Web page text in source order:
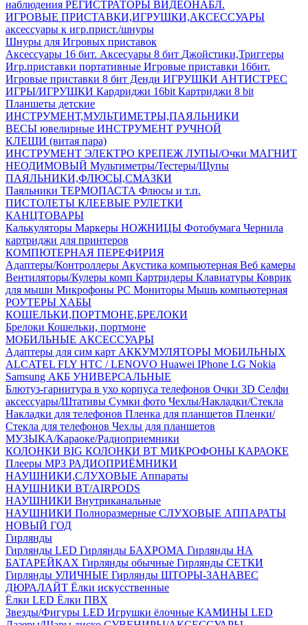
наблюдения РЕГИСТРАТОРЫ ВИДЕОНАБЛ.
ИГРОВЫЕ ПРИСТАВКИ,ИГРУШКИ,АКСЕССУАРЫ
аксесcуары к игр.прист./шнуры
Шнуры для Игровых приставок
Аксессуары 16 бит. Аксесуары 8 бит Джойстики,Триггеры
Игр.приставки портативные Игровые приставки 16бит.
Игровые приставки 8 бит Денди ИГРУШКИ АНТИСТРЕС
ИГРЫ/ИГРУШКИ Кардриджи 16bit Картриджи 8 bit
Планшеты детские
ИНСТРУМЕНТ,МУЛЬТИМЕТРЫ,ПАЯЛЬНИКИ
ВЕСЫ ювелирные ИНСТРУМЕНТ РУЧНОЙ
КЛЕЩИ (витая пара)
ИНСТРУМЕНТ ЭЛЕКТРО КРЕПЕЖ ЛУПЫ/Очки МАГНИТ
НЕОДИМОВЫЙ Мультиметры/Тестеры/Щупы
ПАЯЛЬНИКИ,ФЛЮСЫ,СМАЗКИ
Паяльники ТЕРМОПАСТА Флюсы и т.п.
ПИСТОЛЕТЫ КЛЕЕВЫЕ РУЛЕТКИ
КАНЦТОВАРЫ
Калькуляторы Маркеры НОЖНИЦЫ Фотобумага Чернила
картриджи для принтеров
КОМПЮТЕРНАЯ ПЕРЕФИРИЯ
Адаптеры/Контроллеры Акустика компьютерная Веб камеры
Вентиляторы/Кулеры комп Картридеры Клавиатуры Коврик
для мыши Микрофоны PC Мониторы Мышь компьютерная
РОУТЕРЫ ХАБЫ
КОШЕЛЬКИ,ПОРТМОНЕ,БРЕЛОКИ
Брелоки Кошельки, портмоне
МОБИЛЬНЫЕ АКСЕССУАРЫ
Адаптеры для сим карт АККУМУЛЯТОРЫ МОБИЛЬНЫХ
ALCATEL FLY HTC / LENOVO Huawei IPhone LG Nokia
Samsung АКБ УНИВЕРСАЛЬНЫЕ
Блютуз-гарнитура в ухо корпуса телефонов Очки 3D Селфи
аксессуары/Штативы Сумки фото Чехлы/Накладки/Стекла
Накладки для телефонов Пленка для планшетов Пленки/
Стекла для телефонов Чехлы для планшетов
МУЗЫКА/Караоке/Радиоприемники
КОЛОНКИ BIG КОЛОНКИ BT МИКРОФОНЫ КАРАОКЕ
Плееры MP3 РАДИОПРИЁМНИКИ
НАУШНИКИ,СЛУХОВЫЕ Аппараты
НАУШНИКИ BT/AIRPODS
НАУШНИКИ Внутриканальные
НАУШНИКИ Полноразмерные СЛУХОВЫЕ АППАРАТЫ
НОВЫЙ ГОД
Гирлянды
Гирлянды LED Гирлянды БАХРОМА Гирлянды НА
БАТАРЕЙКАХ Гирлянды обычные Гирлянды СЕТКИ
Гирлянды УЛИЧНЫЕ Гирлянды ШТОРЫ-ЗАНАВЕС
ДЮРАЛАЙТ Ёлки искусственные
Ёлки LED Ёлки ПВХ
Звезды/Фигуры LED Игрушки ёлочные КАМИНЫ LED